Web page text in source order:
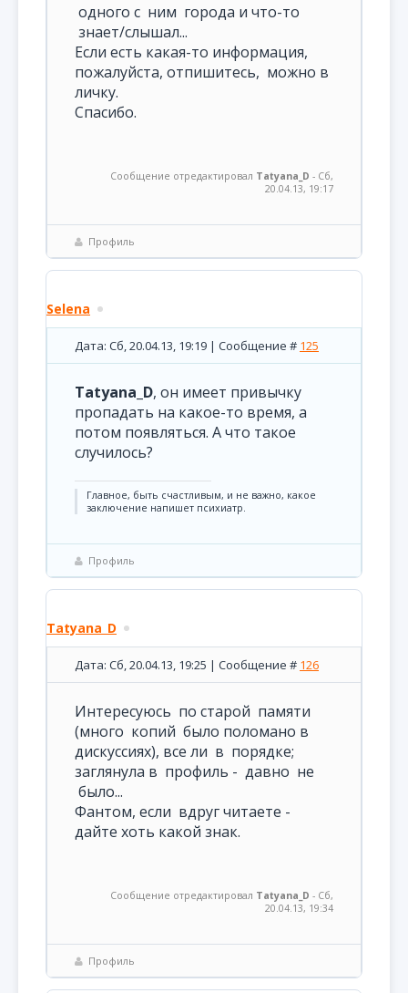
одного с ним города и что-то
знает/слышал...
Если есть какая-то информация,
пожалуйста, отпишитесь, можно в
личку.
Спасибо.
Сообщение отредактировал Tatyana_D - Сб,
20.04.13, 19:17
Профиль
Selena
Дата: Сб, 20.04.13, 19:19 | Сообщение # 125
Tatyana_D, он имеет привычку
пропадать на какое-то время, а
потом появляться. А что такое
случилось?
Главное, быть счастливым, и не важно, какое
заключение напишет психиатр.
Профиль
Tatyana_D
Дата: Сб, 20.04.13, 19:25 | Сообщение # 126
Интересуюсь по старой памяти
(много копий было поломано в
дискуссиях), все ли в порядке;
заглянула в профиль - давно не
было...
Фантом, если вдруг читаете -
дайте хоть какой знак.
Сообщение отредактировал Tatyana_D - Сб,
20.04.13, 19:34
Профиль